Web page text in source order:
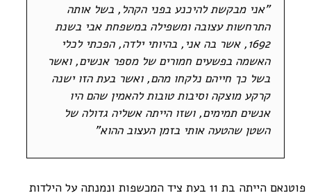
"אני מבקשת להיכנע בפני הקהל, בשל אותה
התרחשות עצובה ומשפילה במשפחת אבי בשנת
1692, אשר בה אני, בהיותי ילדה, הפכתי לכלי
האשמה בפשעים חמורים של מספר אנשים, ואשר
בשל כך חייהם נלקחו מהם, ואשר בעת הזו ישנה
קרקע מוצקה וסיבות טובות להאמין שהם היו
אנשים תמימים, ושזו הייתה אשליה גדולה של
השטן שהטעה אותי בזמן העצוב ההוא"
פוטנאם הייתה בת 11 בעת ציד המכשפות ונמנתה על הילדות